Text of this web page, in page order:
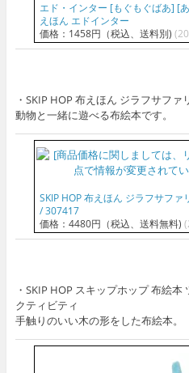
エド・インター [もぐもぐばあ] [
えほん エドインター
価格：1458円（税込、送料別)
・SKIP HOP 布えほん ジラフサフ
動物と一緒に遊べる布絵本です。
SKIP HOP 布えほん ジラフサフ
/ 307417
価格：4480円（税込、送料無料)
・SKIP HOP スキップホップ 布絵
クティビティ
手触りのいい木の形をした布絵本。